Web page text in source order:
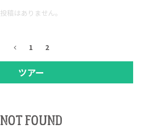
投稿はありません。
1 2
ツアー
NOT FOUND